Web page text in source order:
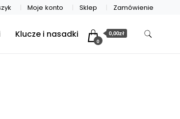
Moje konto Sklep Zamówienie
Klucze i nasadki
0
0,00zł